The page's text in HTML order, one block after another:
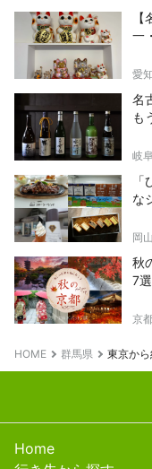
一
愛
名
も
岐
な
岡
秋
7選
京
HOME 群馬県 東京か
Home